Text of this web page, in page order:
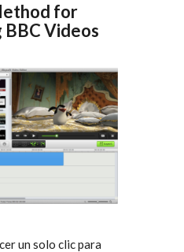
for
Videos
un solo clic para